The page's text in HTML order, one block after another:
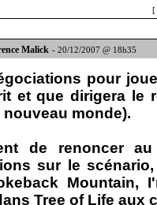
[
Malick - 20/12/2007 @ 18h35
pour
et que dirigera le
monde).
de renoncer
sur le
Mountain,
Tree of Life aux